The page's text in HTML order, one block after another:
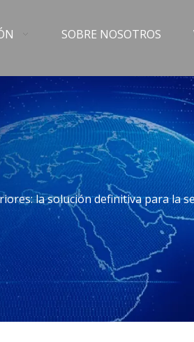
SOBRE NOSOTROS
la solución definitiva para la